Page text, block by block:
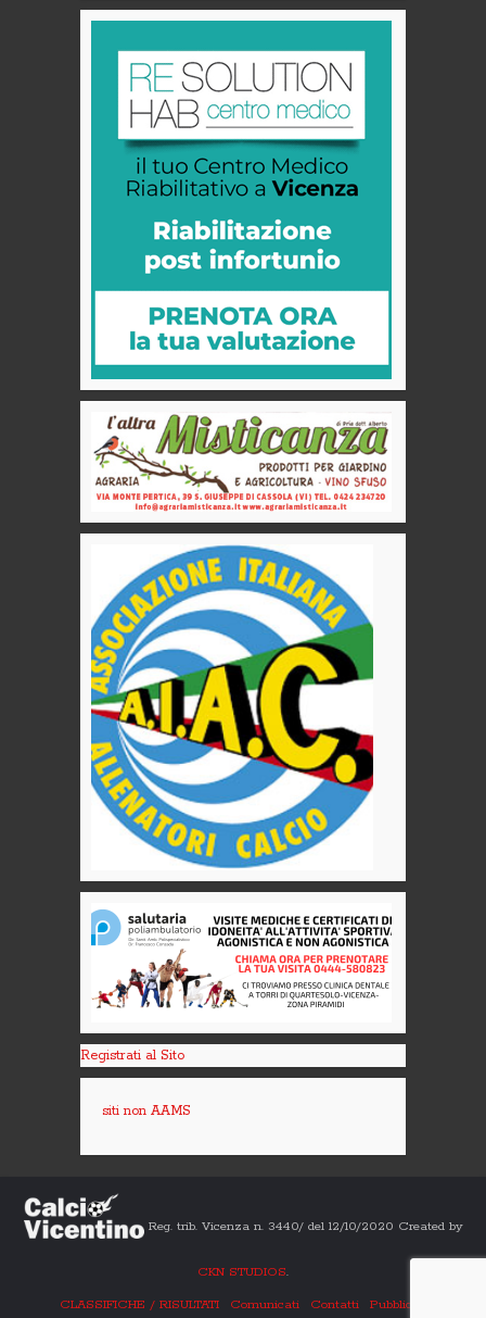
Registrati al Sito
siti non AAMS
Reg. trib. Vicenza n. 3440/ del 12/10/2020 Created by
CKN STUDIOS.
CLASSIFICHE / RISULTATI
Comunicati Contatti Pubblicità